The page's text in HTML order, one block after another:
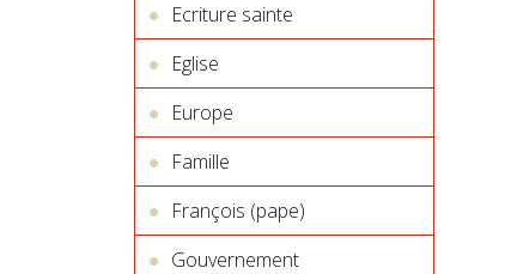
Ecriture sainte
Eglise
Europe
Famille
François (pape)
Gouvernement